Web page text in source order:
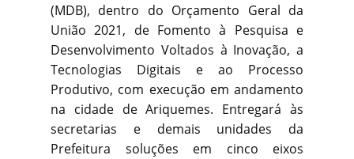
(MDB), dentro do Orçamento Geral da
União 2021, de Fomento à Pesquisa e
Desenvolvimento Voltados à Inovação, a
Tecnologias Digitais e ao Processo
Produtivo, com execução em andamento
na cidade de Ariquemes. Entregará às
secretarias e demais unidades da
Prefeitura soluções em cinco eixos